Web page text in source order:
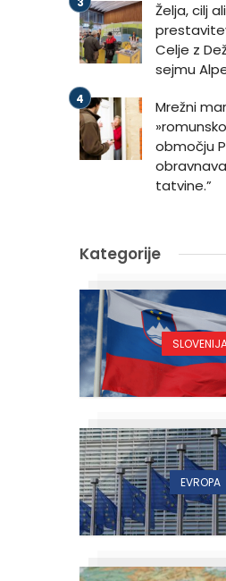
Želja, cilj
Celje z
sejmu
Mrežni
območju
tatvine.”
Kategorije
EVROPA